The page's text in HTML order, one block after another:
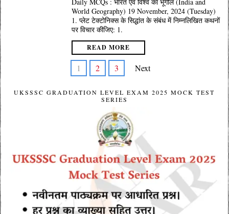
World Geography) 19 November, 2024 (Tuesday)
1. प्लेट टेक्टोनिक्स के सिद्धांत के संबंध में निम्नलिखित कथनों
पर विचार कीजिए: 1.
READ MORE
1 2 3 Next
UKSSSC GRADUATION LEVEL EXAM 2025 MOCK TEST
SERIES